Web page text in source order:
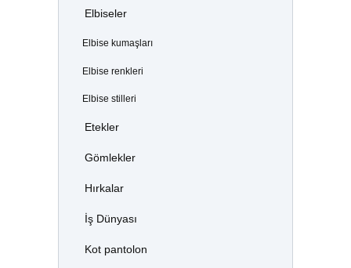
Elbiseler
Elbise kumaşları
Elbise renkleri
Elbise stilleri
Etekler
Gömlekler
Hırkalar
İş Dünyası
Kot pantolon